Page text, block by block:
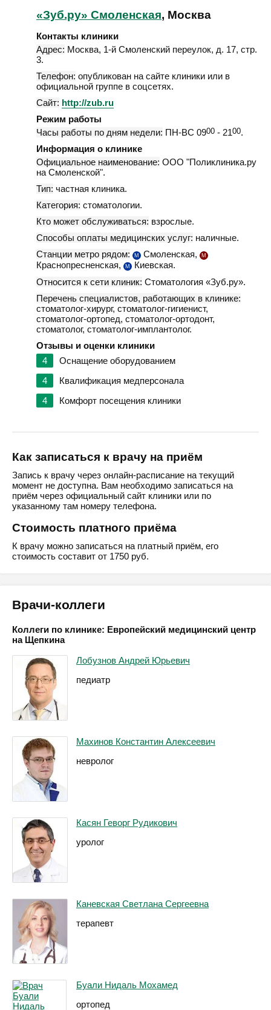
«Зуб.ру» Смоленская, Москва
Контакты клиники
Адрес: Москва, 1-й Смоленский переулок, д. 17, стр.
3.
Телефон: опубликован на сайте клиники или в
официальной группе в соцсетях.
Сайт: http://zub.ru
Режим работы
Часы работы по дням недели: ПН-ВС 0900 - 2100.
Информация о клинике
Официальное наименование: ООО "Поликлиника.ру
на Смоленской".
Тип: частная клиника.
Категория: стоматологии.
Кто может обслуживаться: взрослые.
Способы оплаты медицинских услуг: наличные.
Станции метро рядом:
М Смоленская, М
Краснопресненская, М
Киевская.
Относится к сети клиник: Стоматология «Зуб.ру».
Перечень специалистов, работающих в клинике:
стоматолог-хирург, стоматолог-гигиенист,
стоматолог-ортопед, стоматолог-ортодонт,
стоматолог, стоматолог-имплантолог.
Отзывы и оценки клиники
4
Оснащение оборудованием
4
Квалификация медперсонала
4
Комфорт посещения клиники
Как записаться к врачу на приём
Запись к врачу через онлайн-расписание на текущий
момент не доступна. Вам необходимо записаться на
приём через официальный сайт клиники или по
указанному там номеру телефона.
Стоимость платного приёма
К врачу можно записаться на платный приём, его
стоимость составит от 1750 руб.
Врачи-коллеги
Коллеги по клинике: Европейский медицинский центр
на Щепкина
Лобузнов Андрей Юрьевич
педиатр
Махинов Константин Алексеевич
невролог
Касян Геворг Рудикович
уролог
Каневская Светлана Сергеевна
терапевт
Буали Нидаль Мохамед
ортопед